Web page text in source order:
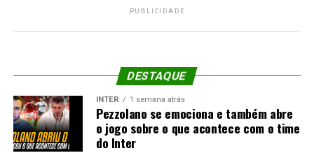
PUBLICIDADE
DESTAQUE
INTER 1 semana atrás
Pezzolano se emociona e também abre
o jogo sobre o que acontece com o time
do Inter